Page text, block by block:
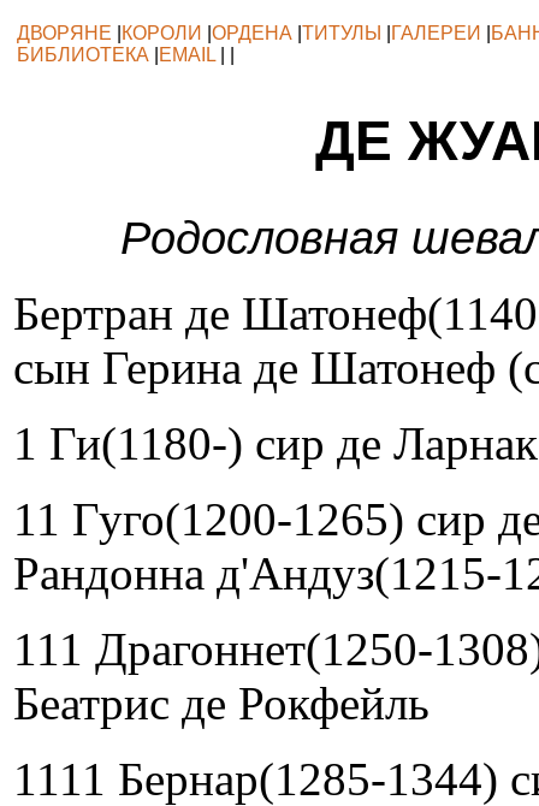
ДВОРЯНЕ КОРОЛИ ОРДЕНА ТИТУЛЫ ГАЛЕРЕИ
БИБЛИОТЕКА
EMAIL
ДЕ
Родословная
Бертран де
сын Герина де Шатонеф
1 Ги(1180-) сир де Ларнак
11 Гуго(1200-1265) сир
Рандонна д'Андуз(1215-
111 Драгоннет(1250-
Беатрис де Рокфейль
1111 Бернар(1285-1344)